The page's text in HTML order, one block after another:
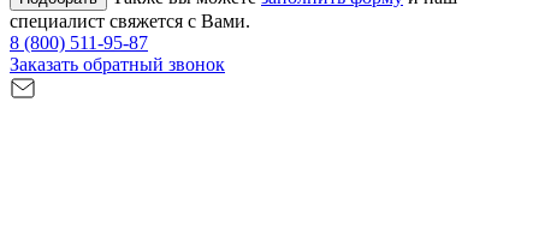
специалист свяжется с Вами.
8 (800) 511-95-87
Заказать обратный звонок